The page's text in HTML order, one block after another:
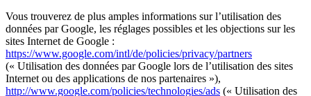
Vous trouverez de plus amples informations sur l’utilisation des
données par Google, les réglages possibles et les objections sur les
sites Internet de Google :
https://www.google.com/intl/de/policies/privacy/partners
(« Utilisation des données par Google lors de l’utilisation des sites
Internet ou des applications de nos partenaires »),
http://www.google.com/policies/technologies/ads (« Utilisation des